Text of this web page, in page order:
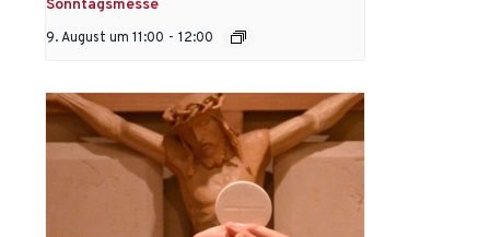
Sonntagsmesse
9. August um 11:00 - 12:00